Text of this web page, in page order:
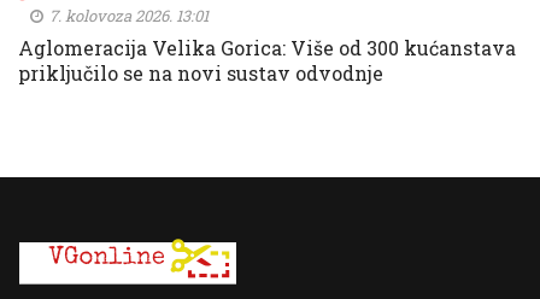
7. kolovoza 2026. 13:01
Aglomeracija Velika Gorica: Više od 300 kućanstava
priključilo se na novi sustav odvodnje